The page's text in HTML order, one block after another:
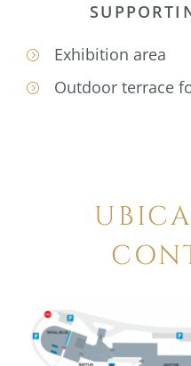
Exhibition area
Outdoor terrace